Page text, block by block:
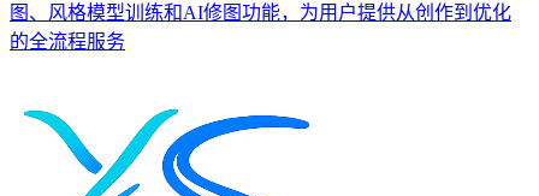
图、风格模型训练和AI修图功能，为用户提供从创作到优化
的全流程服务